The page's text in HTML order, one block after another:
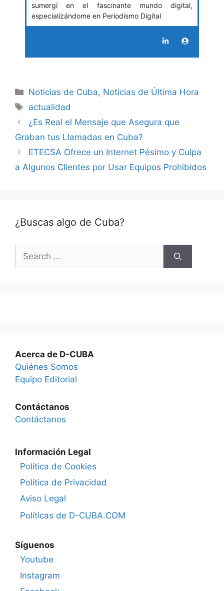
sumergí en el fascinante mundo digital,
especializándome en Periodismo Digital
Categories
Noticias de Cuba, Noticias de Última Hora
Tags
actualidad
¿Es Real el Mensaje que Asegura que
Graban tus Llamadas en Cuba?
ETECSA Ofrece un Internet Pésimo y Culpa
a Algunos Clientes por Usar Equipos Prohibidos
¿Buscas algo de Cuba?
Search
for:
Acerca de D-CUBA
Quiénes Somos
Equipo Editorial
Contáctanos
Contáctanos
Información Legal
Política de Cookies
Política de Privacidad
Aviso Legal
Políticas de D-CUBA.COM
Síguenos
Youtube
Instagram